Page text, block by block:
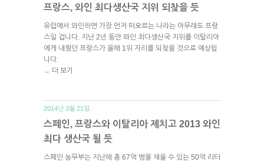
프랑스, 와인 최다생산국 지위 되찾을 듯
유럽에서 와인하면 가장 먼저 떠오르는 나라는 아무래도 프랑
스일 겁니다. 지난 2년 동안 와인 최다생산국 지위를 이탈리아
에게 내줬던 프랑스가 올해 1위 자리를 되찾을 것으로 예상됩
니다.
→ 더 보기
2014년 3월 21일.
스페인, 프랑스와 이탈리아 제치고 2013 와인
최다 생산국 될 듯
스페인 농무부는 지난해 총 67억 병을 채울 수 있는 50억 리터